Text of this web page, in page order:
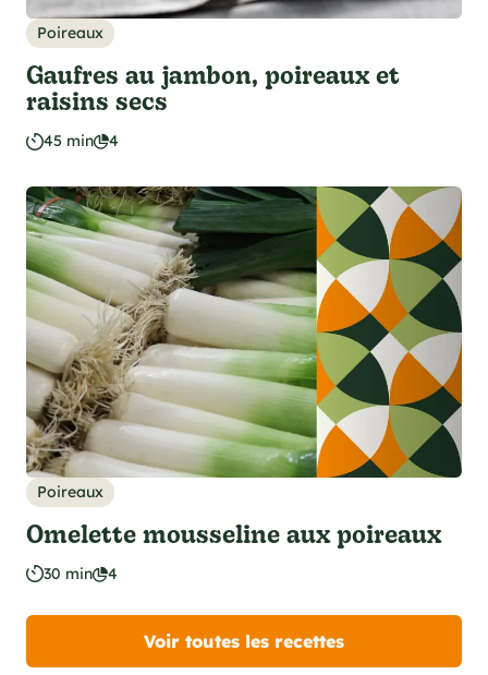
Poireaux
Gaufres au jambon, poireaux et
raisins secs
45 min 4
Poireaux
Omelette mousseline aux poireaux
30 min 4
Voir toutes les recettes